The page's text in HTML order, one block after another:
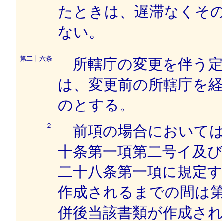
たときは、遅滞なくそ
ない。
第二十六条
所轄庁の変更を伴う
は、変更前の所轄庁を
のとする。
２
前項の場合において
十条第一項第二号イ及
二十八条第一項に規定
作成されるまでの間は
併後当該書類が作成さ